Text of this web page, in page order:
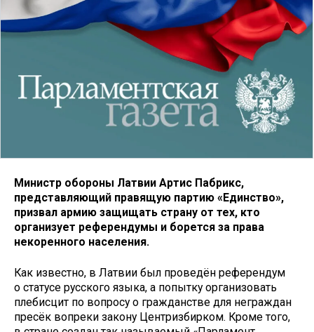
Министр обороны Латвии Артис Пабрикс,
представляющий правящую партию «Единство»,
призвал армию защищать страну от тех, кто
организует референдумы и борется за права
некоренного населения.
Как известно, в Латвии был проведён референдум
о статусе русского языка, а попытку организовать
плебисцит по вопросу о гражданстве для неграждан
пресёк вопреки закону Центризбирком. Кроме того,